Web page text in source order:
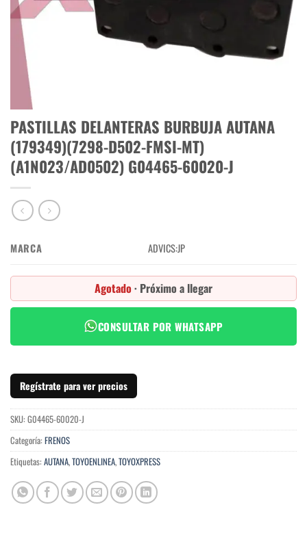
PASTILLAS DELANTERAS BURBUJA AUTANA
(179349)(7298-D502-FMSI-MT)
(A1N023/AD0502) G04465-60020-J
MARCA ADVICS:JP
Agotado · Próximo a llegar
CONSULTAR POR WHATSAPP
Regístrate para ver precios
SKU: G04465-60020-J
Categoría: FRENOS
Etiquetas: AUTANA,TOYOENLINEA,TOYOXPRESS